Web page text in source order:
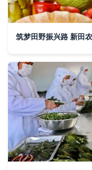
筑梦田野振兴路 新田